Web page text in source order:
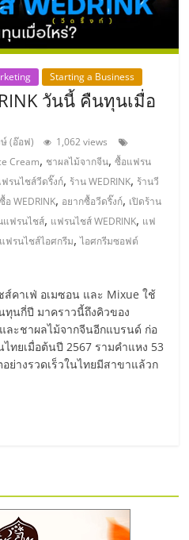
Starting a Business
วันนี้ คืนทุนเมื่อ
(อ๊อฟ)
1,062 views
Cream, ชาผลไม้จากจีน,ซื้อแฟรน
รนไชส์วีดริ๊งก์, ร้าน WEDRINK, ร้านวี
อ WEDRINK, อยากซื้อวีดริ๊งก์, เปิดร้าน
แฟรนไชส์, แฟรนไชส์ WEDRINK, แฟ
แฟรนไชส์ไอศกรีม,ไอศกรีมซอฟต์
คาเฟ่ อเมซอน และ Mixue ใช้
ทุนกี่ปี มาคราวนี้ถึงคิวของ
ละชาผลไม้จากจีนอีกแบรนด์ ก่อ
ทยเมื่อต้นปี 2567 รามคำแหง 53
ย่างรวดเร็วในไทยมีสาขาแล้วก